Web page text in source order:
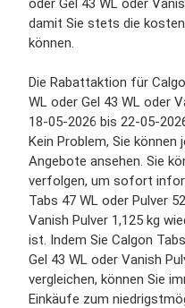
oder Gel 43 WL oder
damit Sie stets die
können.
Die Rabattaktion für
WL oder Gel 43 WL oder
18-05-2026 bis 22-05-
Kein Problem, Sie können
Angebote ansehen. Sie
verfolgen, um sofort
Tabs 47 WL oder Pulver
Vanish Pulver 1,125 kg
ist. Indem Sie Calgon
Gel 43 WL oder Vanish
vergleichen, können Sie
Einkäufe zum